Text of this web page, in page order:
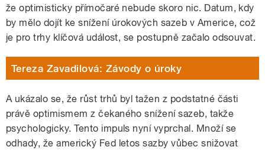
že optimisticky přímočaré nebude skoro nic. Datum, kdy
by mělo dojít ke snížení úrokových sazeb v Americe, což
je pro trhy klíčová událost, se postupně začalo odsouvat.
Tereza Zavadilová: Závody o úroky
A ukázalo se, že růst trhů byl tažen z podstatné části
právě optimismem z čekaného snížení sazeb, takže
psychologicky. Tento impuls nyní vyprchal. Množí se
odhady, že americký Fed letos sazby vůbec snižovat